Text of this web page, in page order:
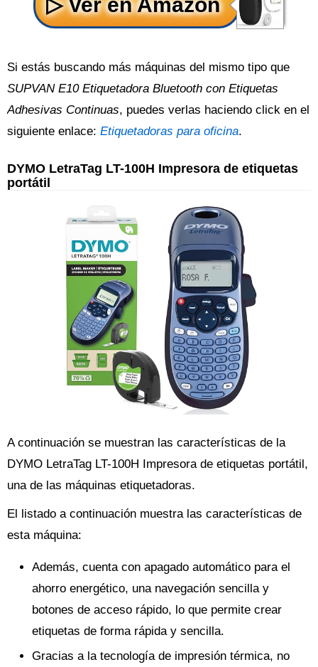
Si estás buscando más máquinas del mismo tipo que
SUPVAN E10 Etiquetadora Bluetooth con Etiquetas
Adhesivas Continuas, puedes verlas haciendo click en el
siguiente enlace: Etiquetadoras para oficina.
DYMO LetraTag LT-100H Impresora de etiquetas
portátil
A continuación se muestran las características de la
DYMO LetraTag LT-100H Impresora de etiquetas portátil,
una de las máquinas etiquetadoras.
El listado a continuación muestra las características de
esta máquina:
Además, cuenta con apagado automático para el
ahorro energético, una navegación sencilla y
botones de acceso rápido, lo que permite crear
etiquetas de forma rápida y sencilla.
Gracias a la tecnología de impresión térmica, no